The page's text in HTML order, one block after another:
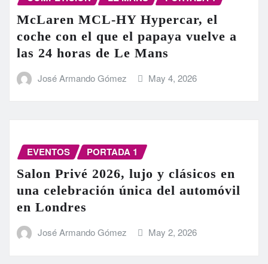
McLaren MCL-HY Hypercar, el
coche con el que el papaya vuelve a
las 24 horas de Le Mans
José Armando Gómez May 4, 2026
EVENTOS PORTADA 1
Salon Privé 2026, lujo y clásicos en
una celebración única del automóvil
en Londres
José Armando Gómez May 2, 2026